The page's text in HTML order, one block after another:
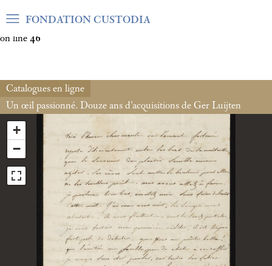
Warning: Undefined array key "var_mode" in
on line 46
FONDATION CUSTODIA
Catalogues en ligne
Un œil passionné. Douze ans d’acquisitions de Ger Luijten
+
−